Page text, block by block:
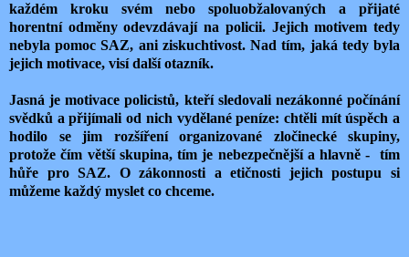
každém kroku svém nebo spoluobžalovaných a přijaté
horentní odměny odevzdávají na policii. Jejich motivem tedy
nebyla pomoc SAZ, ani ziskuchtivost. Nad tím, jaká tedy byla
jejich motivace, visí další otazník.
Jasná je motivace policistů, kteří sledovali nezákonné počínání
svědků a přijímali od nich vydělané peníze: chtěli mít úspěch a
hodilo se jim rozšíření organizované zločinecké skupiny,
protože čím větší skupina, tím je nebezpečnější a hlavně -
tím
hůře pro SAZ. O zákonnosti a etičnosti jejich postupu si
můžeme každý myslet co chceme.